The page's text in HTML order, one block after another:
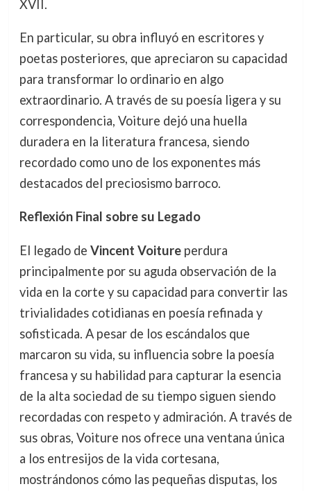
XVII.
En particular, su obra influyó en escritores y
poetas posteriores, que apreciaron su capacidad
para transformar lo ordinario en algo
extraordinario. A través de su poesía ligera y su
correspondencia, Voiture dejó una huella
duradera en la literatura francesa, siendo
recordado como uno de los exponentes más
destacados del preciosismo barroco.
Reflexión Final sobre su Legado
El legado de Vincent Voitureperdura
principalmente por su aguda observación de la
vida en la corte y su capacidad para convertir las
trivialidades cotidianas en poesía refinada y
sofisticada. A pesar de los escándalos que
marcaron su vida, su influencia sobre la poesía
francesa y su habilidad para capturar la esencia
de la alta sociedad de su tiempo siguen siendo
recordadas con respeto y admiración. A través de
sus obras, Voiture nos ofrece una ventana única
a los entresijos de la vida cortesana,
mostrándonos cómo las pequeñas disputas, los